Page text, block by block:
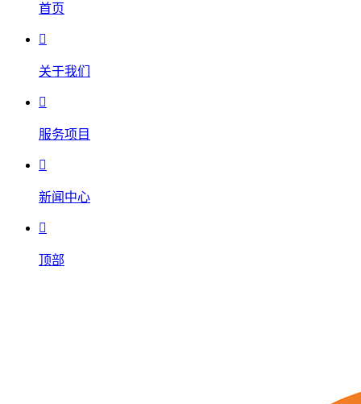
首页

关于我们

服务项目

新闻中心

顶部